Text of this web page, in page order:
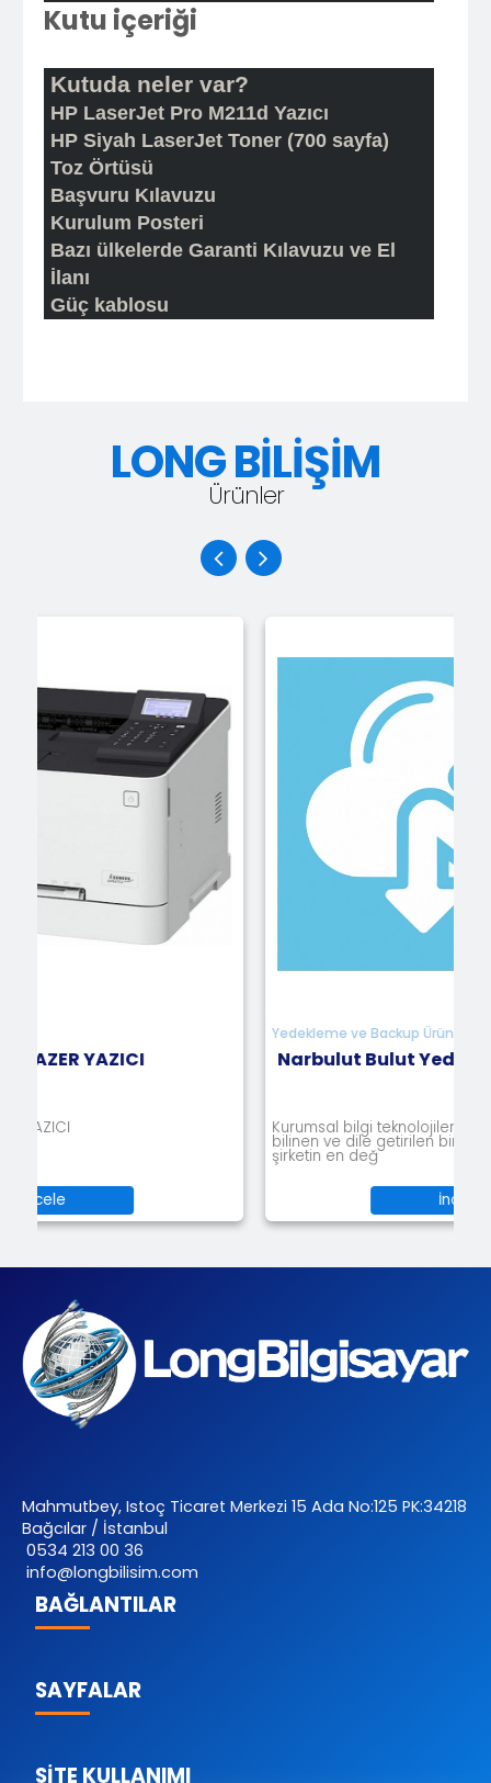
Kutu içeriği
Kutuda neler var?
HP LaserJet Pro M211d Yazıcı
HP Siyah LaserJet Toner (700 sayfa)
Toz Örtüsü
Başvuru Kılavuzu
Kurulum Posteri
Bazı ülkelerde Garanti Kılavuzu ve El
İlanı
Güç kablosu
LONG BİLİŞİM
Ürünler
Yedekleme ve Backup Ürünleri
Narbulut Bulut Yedekleme
Kurumsal bilgi teknolojileri alanında uzun yıllardır
bilinen ve dile getirilen bir gerçek var: Veri, bir
Mahmutbey, Istoç Ticaret Merkezi 15 Ada No:125 PK:34218
Bağcılar / İstanbul
0534 213 00 36
info@longbilisim.com
BAĞLANTILAR
SAYFALAR
SİTE KULLANIMI